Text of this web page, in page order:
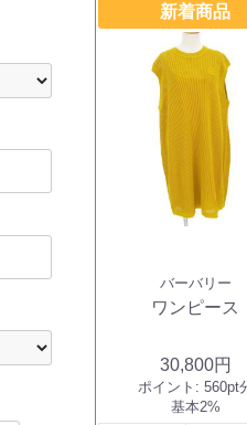
新着商品
バーバリー
ワンピース
30,800円
ポイント: 560pt
基本2%